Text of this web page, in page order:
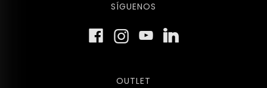
SÍGUENOS
OUTLET